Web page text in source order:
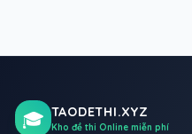
🎓 TAODETHI.XYZ
Kho đề thi Online miễn phí